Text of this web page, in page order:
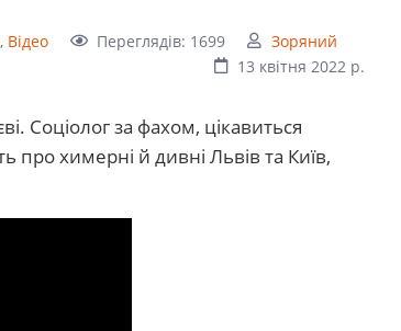
, Відео Переглядів: 1699
Зоряний
13 квітня 2022 р.
Соціолог за фахом, цікавиться
про химерні й дивні Львів та Київ,